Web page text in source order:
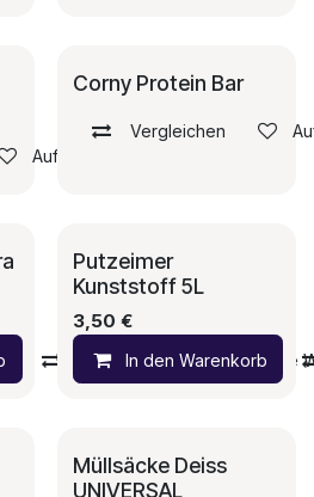
Auf die Wunschliste
Corny Protein Bar
Vergleichen
Vergleichen Auf die
Putzeimer
Kunststoff 5L
3,50 €
In den Warenkorb
Müllsäcke Deiss
UNIVERSAL